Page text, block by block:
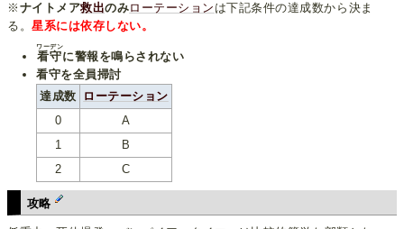
※ ナイトメア救出のみローテーション は下記条件の達成数から決ま
る。星系には依存しない。
看守
ワーデン
に警報を鳴らされない
看守を全員掃討
達成数
ローテーション
0
A
1
B
2
C
攻略